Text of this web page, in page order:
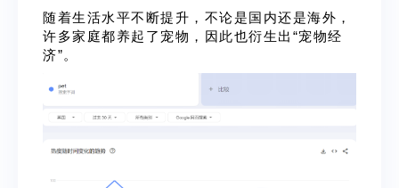
随着生活水平不断提升，不论是国内还是海外，
许多家庭都养起了宠物，因此也衍生出“宠物经
济”。